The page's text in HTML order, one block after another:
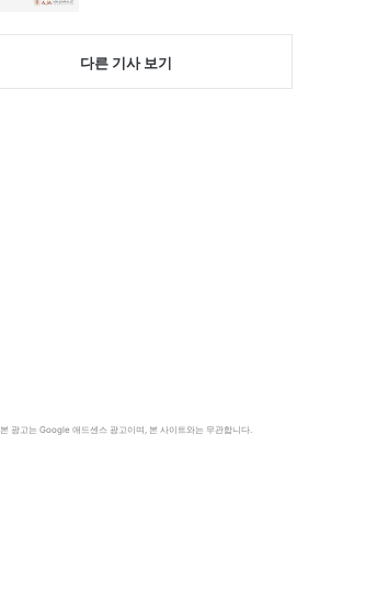
다른 기사 보기
본 광고는 Google 애드센스 광고이며, 본 사이트와는 무관합니다.